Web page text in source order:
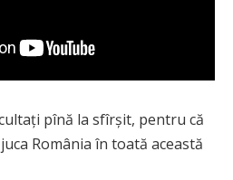
pînă la sfîrșit, pentru că
România în toată această